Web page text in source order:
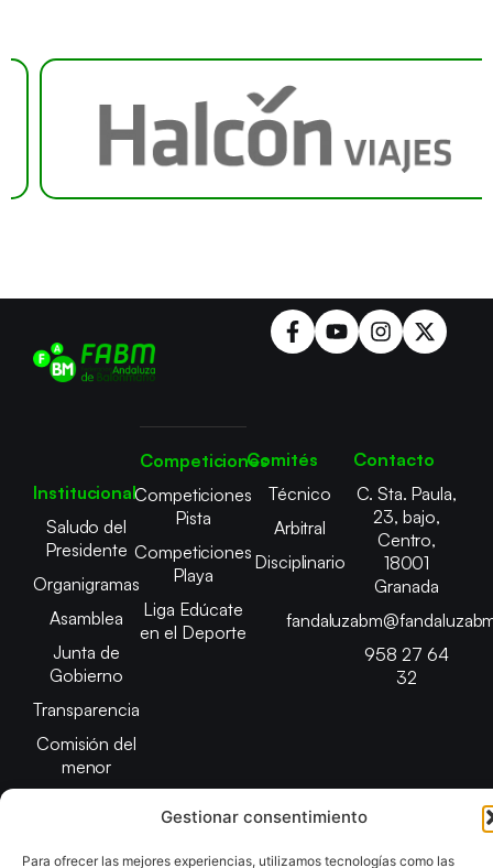
Gestionar consentimiento
Para ofrecer las mejores experiencias, utilizamos tecnologías como las
Institucional
Saludo del
Presidente
Organigramas
Asamblea
Junta de
Gobierno
Transparencia
Comisión del
menor
Competiciones
Competiciones
Pista
Competiciones
Playa
Liga Edúcate
en el Deporte
Comités
Técnico
Arbitral
Disciplinario
Contacto
C. Sta. Paula,
23, bajo,
Centro,
18001
Granada
958 27 64
32